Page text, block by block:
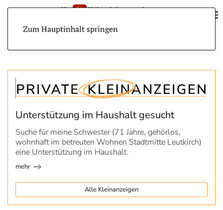
Zum Hauptinhalt springen
Unterstützung im Haushalt gesucht
Suche für meine Schwester (71 Jahre, gehörlos,
wohnhaft im betreuten Wohnen Stadtmitte Leutkirch)
eine Unterstützung im Haushalt.
mehr
Alle Kleinanzeigen